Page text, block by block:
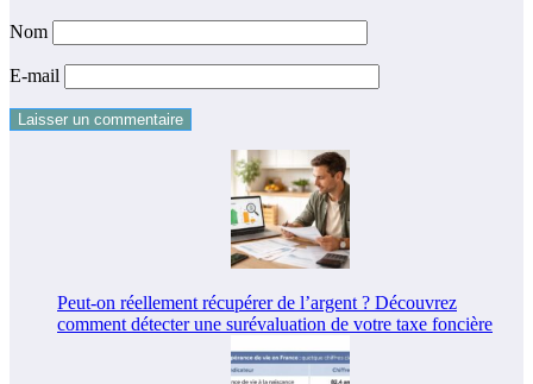
Nom
E-mail
Peut-on réellement récupérer de l’argent ? Découvrez
comment détecter une surévaluation de votre taxe foncière